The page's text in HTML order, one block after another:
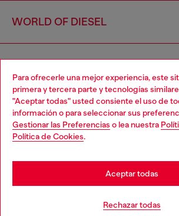
Para ofrecerle una mejor experiencia, este
primera y tercera parte y tecnologías
"Aceptar todas" usted consiente el uso de
información o para seleccionar sus
Gestionar las Preferencias o lea nuestra
Política de Cookies.
Rechazar todas
Aceptar todas
WORLD OF DIESEL
VAT 00642650246 -v10.9.10
Country: ES
Choose your location
You are currently browsing España website,
may be based in United States